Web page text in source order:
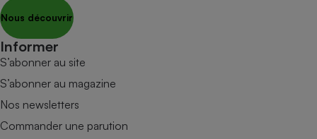
Nous découvrir
Informer
S’abonner au site
S’abonner au magazine
Nos newsletters
Commander une parution